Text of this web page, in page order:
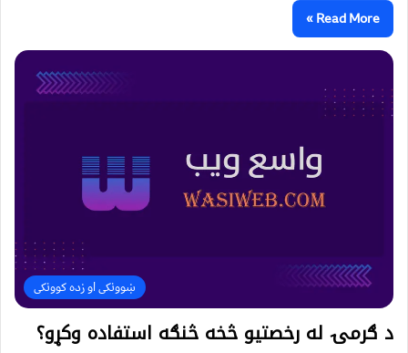
Read More »
ښوونکی او زده کوونکی
د ګرمۍ له رخصتیو څخه څنګه استفاده وکړو؟